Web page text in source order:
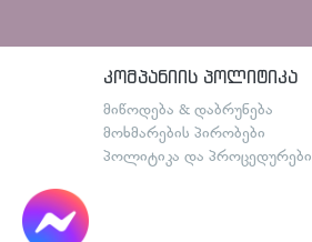
კომპანიის პოლიტიკა
მიწოდება & დაბრუნება
მოხმარების პირობები
პოლიტიკა და პროცედურები